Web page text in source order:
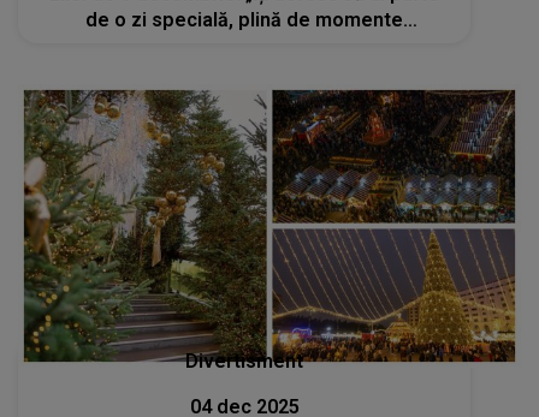
de o zi specială, plină de momente
Divertisment
04 dec 2025